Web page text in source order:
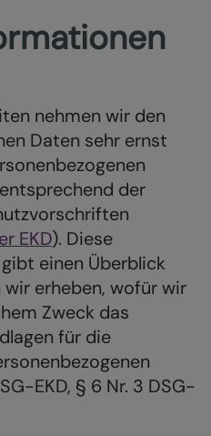
nehmen wir den
Daten sehr ernst
der
EKD). Diese
einen Überblick
erheben, wofür wir
Zweck das
für die
EKD, § 6 Nr. 3 DSG-